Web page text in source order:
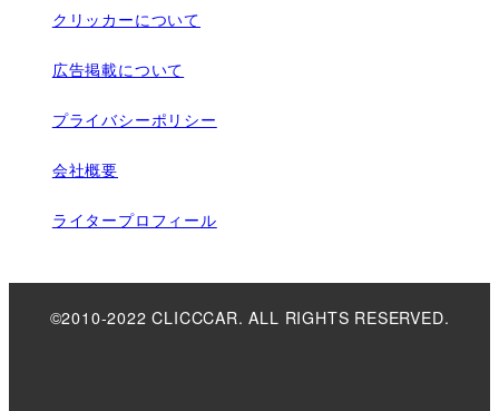
クリッカーについて
広告掲載について
プライバシーポリシー
会社概要
ライタープロフィール
©2010-2022 CLICCCAR. ALL RIGHTS RESERVED.